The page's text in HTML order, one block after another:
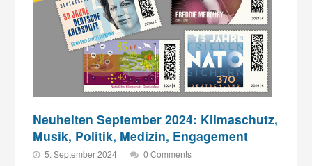
Neuheiten September 2024: Klimaschutz,
Musik, Politik, Medizin, Engagement
5. September 2024 0 Comments